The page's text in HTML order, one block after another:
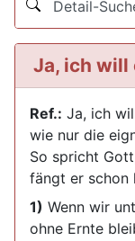
Detail-
Ja, ich will
Ref.: Ja, ich
wie nur die
So spricht
fängt er schon
1) Wenn wir
ohne Ernte